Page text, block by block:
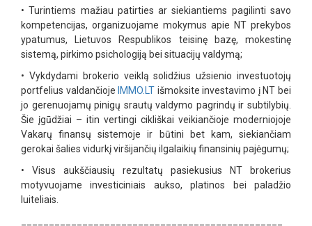
• Turintiems mažiau patirties ar siekiantiems pagilinti savo
kompetencijas, organizuojame mokymus apie NT prekybos
ypatumus, Lietuvos Respublikos teisinę bazę, mokestinę
sistemą, pirkimo psichologiją bei situacijų valdymą;
• Vykdydami brokerio veiklą solidžius užsienio investuotojų
portfelius valdančioje IMMO.LT išmoksite investavimo į NT bei
jo gerenuojamų pinigų srautų valdymo pagrindų ir subtilybių.
Šie įgūdžiai – itin vertingi cikliškai veikiančioje moderniojoje
Vakarų finansų sistemoje ir būtini bet kam, siekiančiam
gerokai šalies vidurkį viršijančių ilgalaikių finansinių pajėgumų;
•
Visus aukščiausių rezultatų pasiekusius NT brokerius
motyvuojame investiciniais aukso, platinos bei paladžio
luiteliais.